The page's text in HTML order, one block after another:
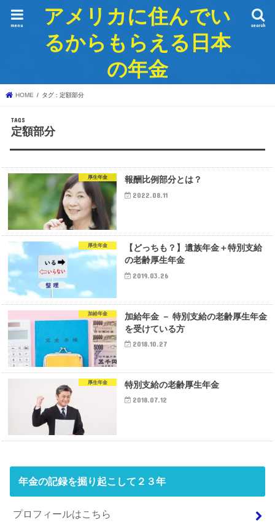
アメリカに住んでい
るからもらえる日本
の年金
search
menu
HOME タグ : 定額部分
定額部分
厚生年金 報酬比例部分とは？
2022.08.11
厚生年金
【どっちも？】遺族年金＋特別支給
の老齢厚生年金
2019.03.26
加給年金
加給年金 － 特別支給の老齢厚生年金
を受けている方
2018.10.27
厚生年金 特別支給の老齢厚生年金
2018.07.12
年金の記録を掘り起こして２３年
プロフィールはこちら